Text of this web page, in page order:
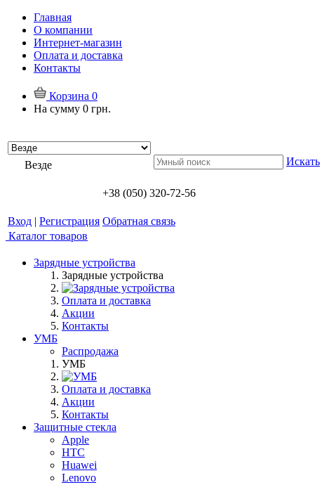
Главная
О компании
Интернет-магазин
Оплата и доставка
Контакты
Корзина 0
На сумму 0 грн.
Везде Искать
+38 (050) 320-72-56
Вход | Регистрация Обратная связь
Каталог товаров
Зарядные устройства
Зарядные устройства
Оплата и доставка
Акции
Контакты
УМБ
Распродажа
УМБ
Оплата и доставка
Акции
Контакты
Защитные стекла
Apple
HTC
Huawei
Lenovo